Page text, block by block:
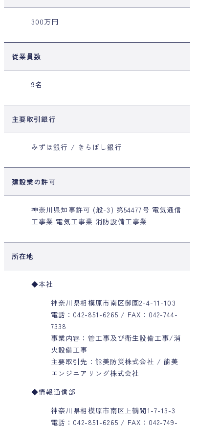
300万円
従業員数
9名
主要取引銀行
みずほ銀行 / きらぼし銀行
建設業の許可
神奈川県知事許可 (般-3) 第54477号 電気通信
工事業 電気工事業 消防設備工事業
所在地
◆本社
神奈川県相模原市南区御園2-4-11-103
電話：042-851-6265 / FAX：042-744-
7338
事業内容：管工事及び衛生設備工事/消
火設備工事
主要取引先：能美防災株式会社 / 能美
エンジニアリング株式会社
◆情報通信部
神奈川県相模原市南区上鶴間1-7-13-3
電話：042-851-6265 / FAX：042-749-